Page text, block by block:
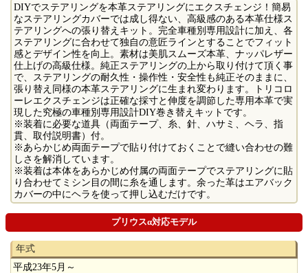
DIYでステアリングを本革ステアリングにエクスチェンジ！簡易
なステアリングカバーでは成し得ない、高級感のある本革仕様ス
テアリングへの張り替えキット。完全車種別専用設計に加え、各
ステアリングに合わせて独自の意匠ラインとすることでフィット
感とデザイン性を向上。素材は美肌スムーズ本革、ナッパレザー
仕上げの高級仕様。純正ステアリングの上から取り付けて頂く事
で、ステアリングの耐久性・操作性・安全性も純正そのままに、
張り替え同様の本革ステアリングに生まれ変わります。トリコロ
ーレエクスチェンジは正確な採寸と伸度を調節した専用本革で実
現した究極の車種別専用設計DIY巻き替えキットです。
※装着に必要な道具（両面テープ、糸、針、ハサミ、ヘラ、指
貫、取付説明書）付。
※あらかじめ両面テープで貼り付けておくことで縫い合わせの難
しさを解消しています。
※装着は本体をあらかじめ付属の両面テープでステアリングに貼
り合わせてミシン目の間に糸を通します。余った革はエアバック
カバーの中にヘラを使って押し込むだけです。
プリウスα対応モデル
年式
平成23年5月～